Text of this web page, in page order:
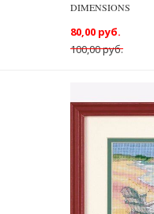
DIMENSIONS
100,00 руб.
80,00 руб.